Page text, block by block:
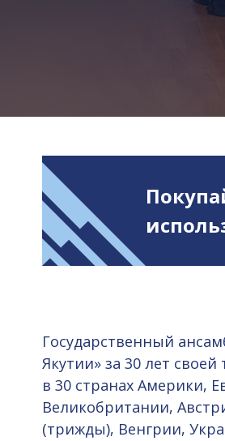
Государственный
Якутии» за 30 лет
в 30 странах Америки,
Великобритании,
(трижды), Венгрии,